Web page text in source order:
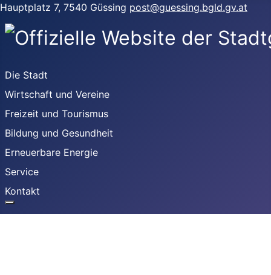
Hauptplatz 7, 7540 Güssing post@guessing.bgld.gv.at
Die Stadt
Wirtschaft und Vereine
Freizeit und Tourismus
Bildung und Gesundheit
Erneuerbare Energie
Service
Kontakt